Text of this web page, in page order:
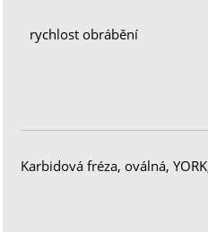
rychlost obrábění
Karbidová fréza, oválná,